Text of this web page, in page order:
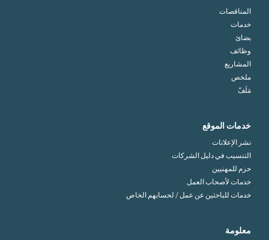
المناقصات
خدمات
بضائ
وظائف
المشاريع
ملخص
مَلَفّ
خدمات الموقع
نشر الإعلانات
التنسيب في دليل الشركات
حزم للمهنيين
خدمات لأصحاب العمل
خدمات للباحثين عن عمل / لحسابهم الخاص
معلومة